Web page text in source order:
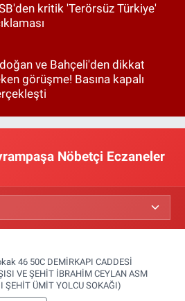
kritik 'Terörsüz Türkiye'
ve Bahçeli'den dikkat
görüşme! Basına kapalı
Nöbetçi Eczaneler
46 50C DEMİRKAPI CADDESİ
VE ŞEHİT İBRAHİM CEYLAN ASM
ŞEHİT ÜMİT YOLCU SOKAĞI)